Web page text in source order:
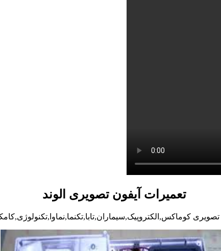
تعمیرات آیفون تصویری الوند